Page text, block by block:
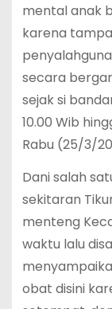
mental anak
karena
secara
sejak si
10.00 Wib
Rabu (25/3/
Dani salah
sekitaran
menteng
waktu lalu
obat disini